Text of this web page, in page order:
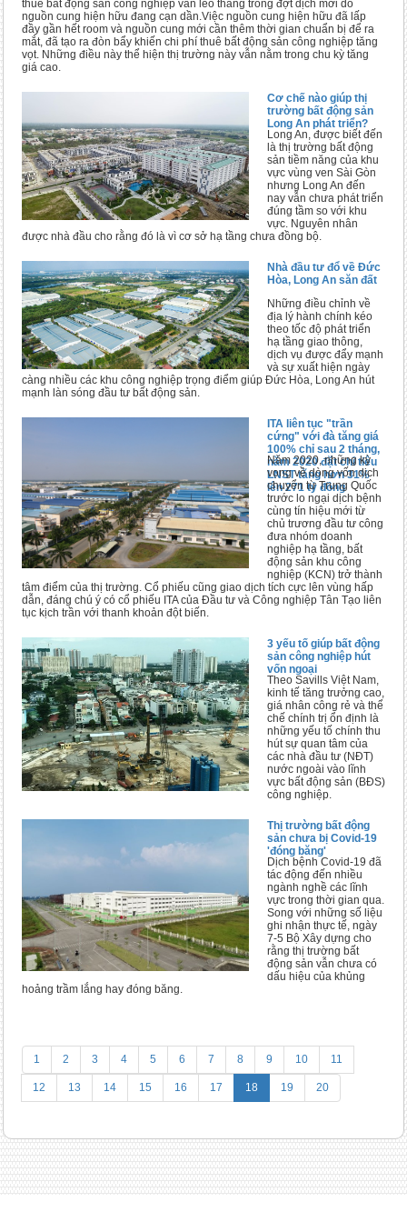
thuê bất động sản công nghiệp vẫn leo thang trong đợt dịch mới do
nguồn cung hiện hữu đang cạn dần.Việc nguồn cung hiện hữu đã lấp
đầy gần hết room và nguồn cung mới cần thêm thời gian chuẩn bị để ra
mắt, đã tạo ra đòn bẩy khiến chi phí thuê bất động sản công nghiệp tăng
vọt. Những điều này thể hiện thị trường này vẫn nằm trong chu kỳ tăng
giá cao.
Cơ chế nào giúp thị
trường bất động sản
Long An phát triển?
Long An, được biết đến
là thị trường bất động
sản tiềm năng của khu
vực vùng ven Sài Gòn
nhưng Long An đến
nay vẫn chưa phát triển
đúng tầm so với khu
vực. Nguyên nhân
được nhà đầu cho rằng đó là vì cơ sở hạ tầng chưa đồng bộ.
Nhà đầu tư đổ về Đức
Hòa, Long An săn đất
Những điều chỉnh về
địa lý hành chính kéo
theo tốc độ phát triển
hạ tầng giao thông,
dịch vụ được đẩy mạnh
và sự xuất hiện ngày
càng nhiều các khu công nghiệp trọng điểm giúp Đức Hòa, Long An hút
mạnh làn sóng đầu tư bất động sản.
ITA liên tục "trần
cứng" với đà tăng giá
100% chỉ sau 2 tháng,
năm 2020 đặt chỉ tiêu
LNST tăng hơn 31%
lên 271 tỷ đồng
Năm 2020, những kỳ
vọng về dòng vốn dịch
chuyển từ Trung Quốc
trước lo ngại dịch bệnh
cùng tín hiệu mới từ
chủ trương đầu tư công
đưa nhóm doanh
nghiệp hạ tầng, bất
động sản khu công
nghiệp (KCN) trở thành
tâm điểm của thị trường. Cổ phiếu cũng giao dịch tích cực lên vùng hấp
dẫn, đáng chú ý có cổ phiếu ITA của Đầu tư và Công nghiệp Tân Tạo liên
tục kịch trần với thanh khoản đột biến.
3 yếu tố giúp bất động
sản công nghiệp hút
vốn ngoại
Theo Savills Việt Nam,
kinh tế tăng trưởng cao,
giá nhân công rẻ và thể
chế chính trị ổn định là
những yếu tố chính thu
hút sự quan tâm của
các nhà đầu tư (NĐT)
nước ngoài vào lĩnh
vực bất động sản (BĐS)
công nghiệp.
Thị trường bất động
sản chưa bị Covid-19
'đóng băng'
Dịch bệnh Covid-19 đã
tác động đến nhiều
ngành nghề các lĩnh
vực trong thời gian qua.
Song với những số liệu
ghi nhận thực tế, ngày
7-5 Bộ Xây dựng cho
rằng thị trường bất
động sản vẫn chưa có
dấu hiệu của khủng
hoảng trầm lắng hay đóng băng.
1 2 3 4 5 6 7 8 9 10 11
12 13 14 15 16 17 18 19 20